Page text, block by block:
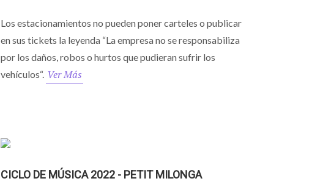
Los estacionamientos no pueden poner carteles o publicar
en sus tickets la leyenda “La empresa no se responsabiliza
por los daños, robos o hurtos que pudieran sufrir los
vehículos“. Ver Más
CICLO DE MÚSICA 2022 - PETIT MILONGA